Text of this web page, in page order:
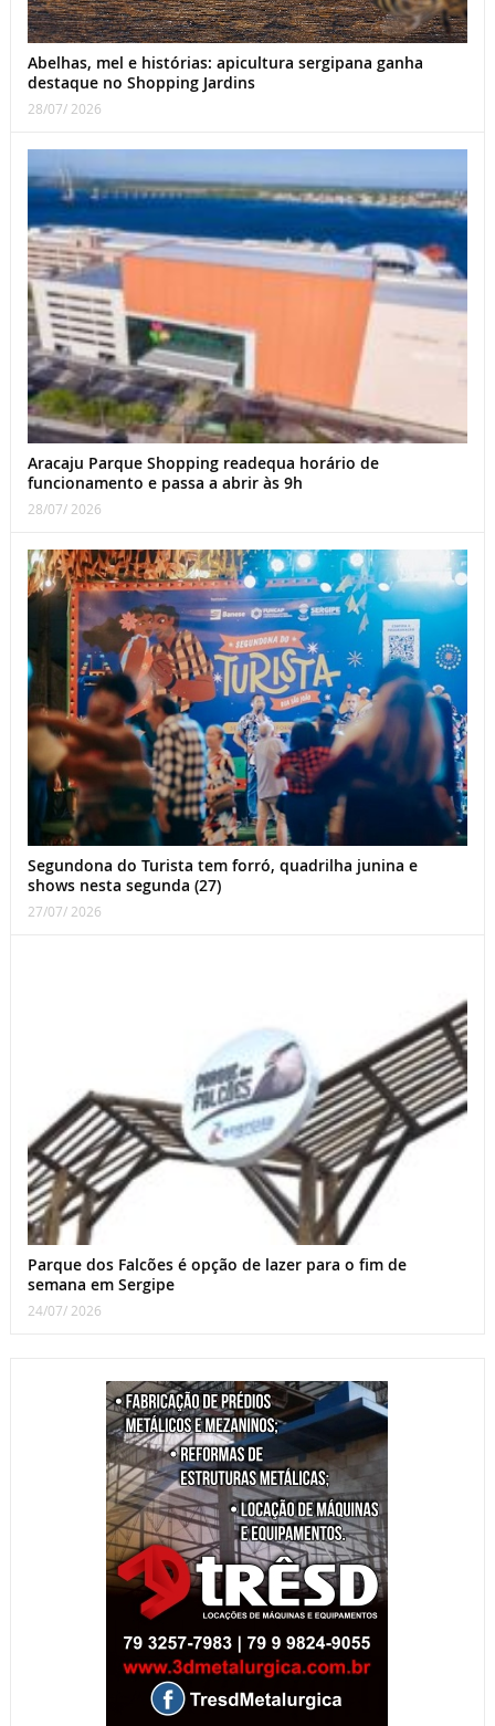
Abelhas, mel e histórias: apicultura sergipana ganha
destaque no Shopping Jardins
28/07/ 2026
Aracaju Parque Shopping readequa horário de
funcionamento e passa a abrir às 9h
28/07/ 2026
Segundona do Turista tem forró, quadrilha junina e
shows nesta segunda (27)
27/07/ 2026
Parque dos Falcões é opção de lazer para o fim de
semana em Sergipe
24/07/ 2026